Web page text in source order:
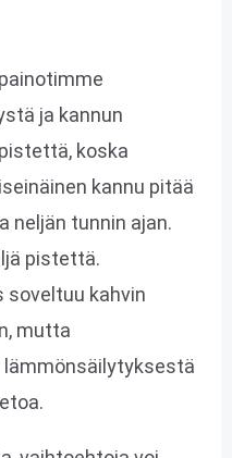
ja kannun
koska
kannu pitää
neljän tunnin ajan.
pistettä.
soveltuu kahvin
mutta